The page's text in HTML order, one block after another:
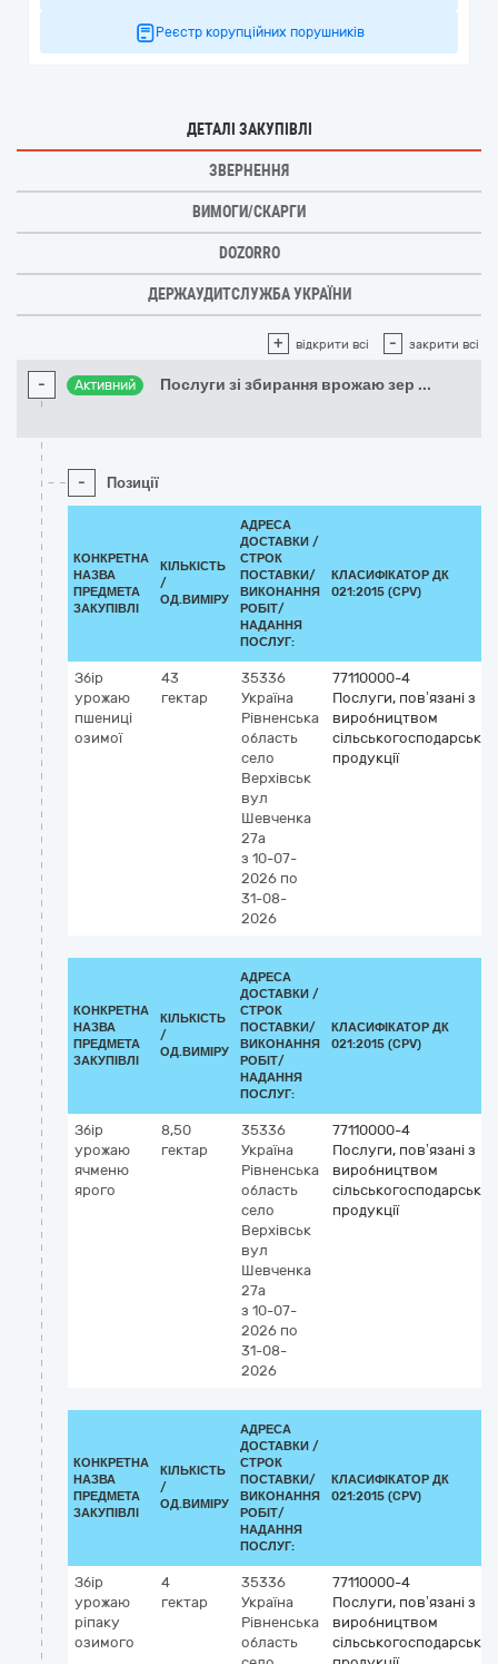
Реєстр корупційних порушників
ДЕТАЛІ ЗАКУПІВЛІ
ЗВЕРНЕННЯ
ВИМОГИ/СКАРГИ
DOZORRO
ДЕРЖАУДИТСЛУЖБА УКРАЇНИ
+ відкрити всі - закрити всі
- Активний Послуги зі збирання врожаю зер ...
- Позиції
КОНКРЕТНА
НАЗВА
ПРЕДМЕТА
ЗАКУПІВЛІ
КІЛЬКІСТЬ
/
ОД.ВИМІРУ
АДРЕСА
ДОСТАВКИ /
СТРОК
ПОСТАВКИ/
ВИКОНАННЯ
РОБІТ/
НАДАННЯ
ПОСЛУГ:
КЛАСИФІКАТОР ДК
021:2015 (CPV)
Збір
урожаю
пшениці
озимої
43
гектар
35336
Україна
Рівненська
область
село
Верхівськ
вул
Шевченка
27а
з 10-07-
2026 по
31-08-
2026
77110000-4
Послуги, пов’язані з
виробництвом
сільськогосподарської
продукції
КОНКРЕТНА
НАЗВА
ПРЕДМЕТА
ЗАКУПІВЛІ
КІЛЬКІСТЬ
/
ОД.ВИМІРУ
АДРЕСА
ДОСТАВКИ /
СТРОК
ПОСТАВКИ/
ВИКОНАННЯ
РОБІТ/
НАДАННЯ
ПОСЛУГ:
КЛАСИФІКАТОР ДК
021:2015 (CPV)
Збір
урожаю
ячменю
ярого
8,50
гектар
35336
Україна
Рівненська
область
село
Верхівськ
вул
Шевченка
27а
з 10-07-
2026 по
31-08-
2026
77110000-4
Послуги, пов’язані з
виробництвом
сільськогосподарської
продукції
КОНКРЕТНА
НАЗВА
ПРЕДМЕТА
ЗАКУПІВЛІ
КІЛЬКІСТЬ
/
ОД.ВИМІРУ
АДРЕСА
ДОСТАВКИ /
СТРОК
ПОСТАВКИ/
ВИКОНАННЯ
РОБІТ/
НАДАННЯ
ПОСЛУГ:
КЛАСИФІКАТОР ДК
021:2015 (CPV)
Збір
урожаю
ріпаку
озимого
4
гектар
35336
Україна
Рівненська
область
77110000-4
Послуги, пов’язані з
виробництвом
сільськогосподарської